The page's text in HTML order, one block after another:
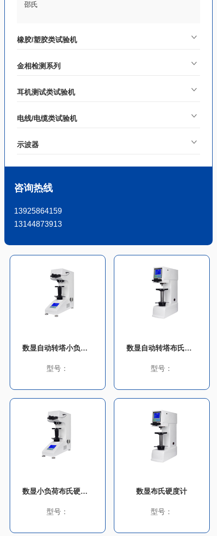
邵氏
橡胶/塑胶类试验机
金相检测系列
耳机测试类试验机
电线/电缆类试验机
示波器
咨询热线
13925864159
13144873913
数显自动转塔小负荷布氏硬度计
型号：
数显自动转塔布氏硬度计
型号：
数显小负荷布氏硬度计
型号：
数显布氏硬度计
型号：